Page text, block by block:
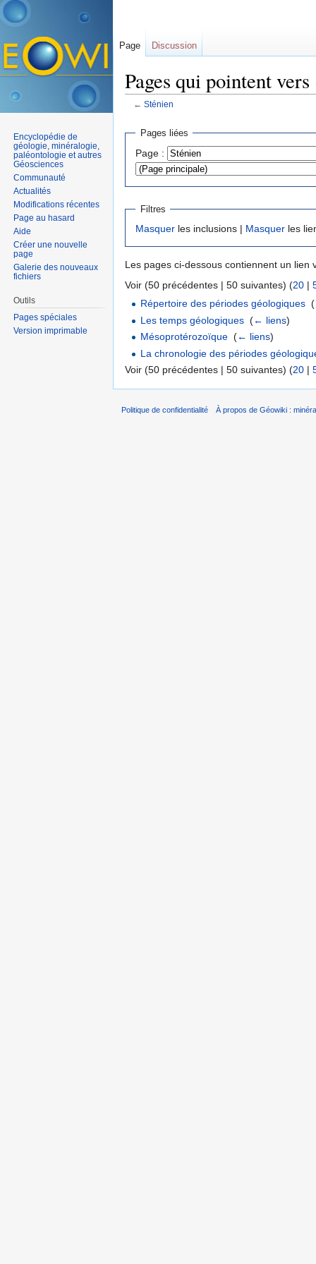
Pages qui pointent
← Sténien
Pages liées
Page :
Filtres
Masquer les inclusions | Masquer les
Les pages ci-dessous contiennent un lien
Voir (50 précédentes | 50 suivantes) (20 |
Répertoire des périodes géologiques ‎(
Les temps géologiques ‎(← liens)
Mésoprotérozoïque ‎(← liens)
La chronologie des périodes
Voir (50 précédentes | 50 suivantes) (20 |
Page Discussion
Encyclopédie de
géologie, minéralogie,
paléontologie et autres
Géosciences
Communauté
Actualités
Modifications récentes
Page au hasard
Aide
Créer une nouvelle
page
Galerie des nouveaux
fichiers
Outils
Pages spéciales
Version imprimable
Politique de confidentialité À propos de Géowiki :